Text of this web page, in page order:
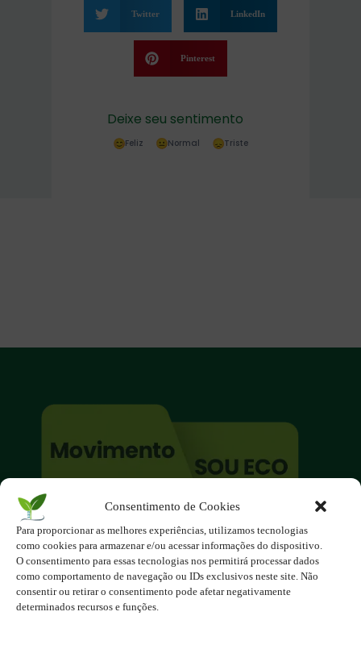
Consentimento de Cookies
Para proporcionar as melhores experiências, utilizamos tecnologias
como cookies para armazenar e/ou acessar informações do dispositivo.
O consentimento para essas tecnologias nos permitirá processar dados
como comportamento de navegação ou IDs exclusivos neste site. Não
consentir ou retirar o consentimento pode afetar negativamente
determinados recursos e funções.
Twitter LinkedIn
Pinterest
Deixe seu sentimento
Feliz Normal Triste
O site é um movimento ambientalista!
Participe você também!
Podemos fazer muito
se nos unirmos!
Inscreva-se na Newsletter